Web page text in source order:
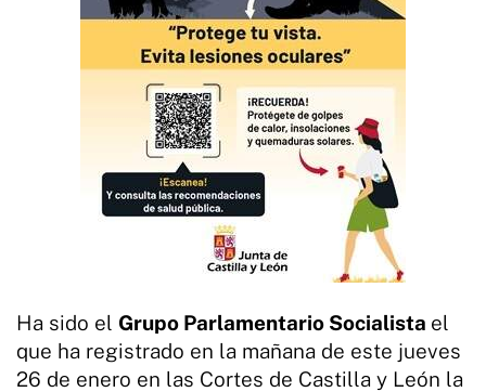
Ha sido el Grupo Parlamentario Socialista el
que ha registrado en la mañana de este jueves
26 de enero en las Cortes de Castilla y León la